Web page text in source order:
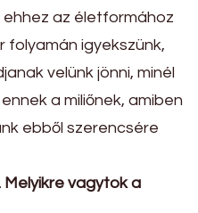
az életformához
folyamán igyekszünk,
velünk jönni, minél
a miliőnek, amiben
ebből szerencsére
vagytok a